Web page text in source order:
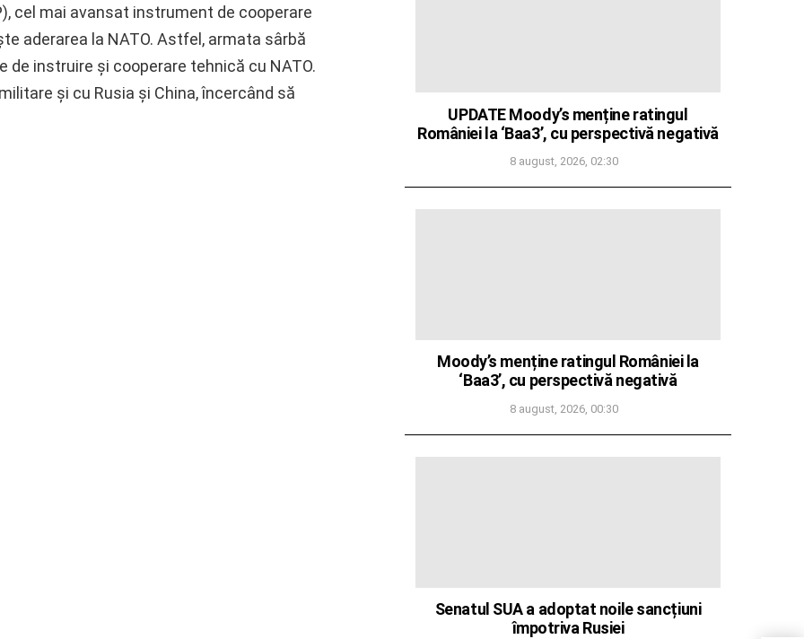
cel mai avansat instrument de cooperare
aderarea la NATO. Astfel, armata sârbă
instruire şi cooperare tehnică cu NATO.
şi cu Rusia şi China, încercând să
UPDATE Moody’s menține ratingul
României la ‘Baa3’, cu perspectivă negativă
8 august, 2026, 02:30
Moody’s menține ratingul României la
‘Baa3’, cu perspectivă negativă
8 august, 2026, 00:30
Senatul SUA a adoptat noile sancțiuni
împotriva Rusiei